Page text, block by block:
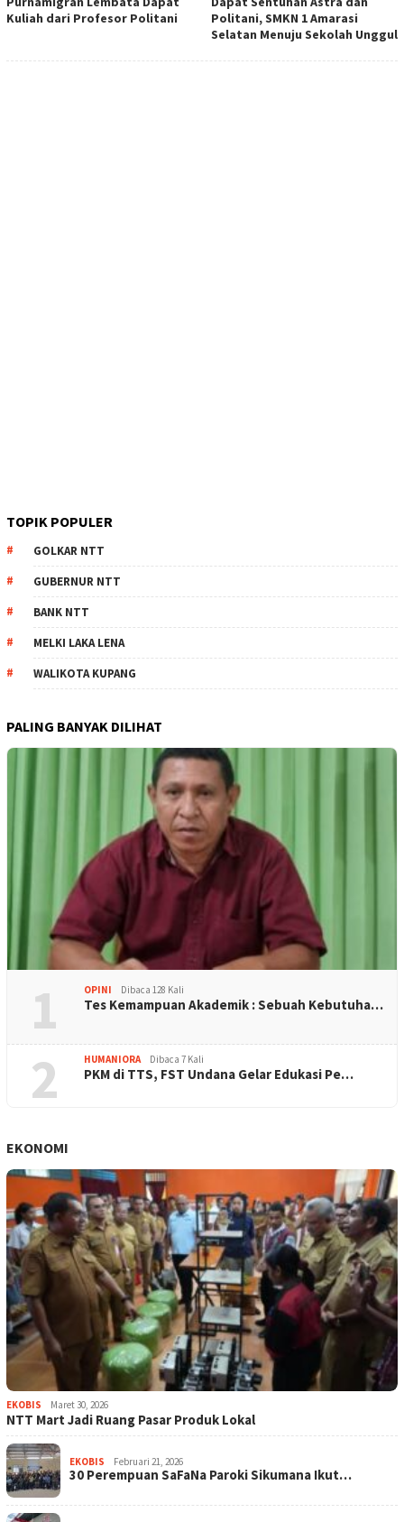
Kuliah dari Profesor Politani
Politani, SMKN 1 Amarasi
Selatan Menuju Sekolah Unggul
TOPIK POPULER
GOLKAR NTT
GUBERNUR NTT
BANK NTT
MELKI LAKA LENA
WALIKOTA KUPANG
PALING BANYAK DILIHAT
1 OPINI Dibaca 128 Kali
Tes Kemampuan Akademik : Sebuah Kebutuha…
2 HUMANIORA Dibaca 7 Kali
PKM di TTS, FST Undana Gelar Edukasi Pe…
EKONOMI
EKOBIS Maret 30, 2026
NTT Mart Jadi Ruang Pasar Produk Lokal
EKOBIS Februari 21, 2026
30 Perempuan SaFaNa Paroki Sikumana Ikut…